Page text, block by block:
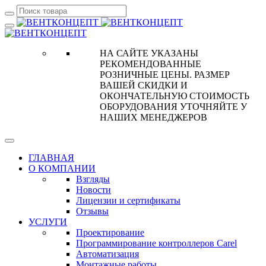
НА САЙТЕ УКАЗАНЫ
РЕКОМЕНДОВАННЫЕ
РОЗНИЧНЫЕ ЦЕНЫ. РАЗМЕР
ВАШЕЙ СКИДКИ И
ОКОНЧАТЕЛЬНУЮ СТОИМОСТЬ
ОБОРУДОВАНИЯ УТОЧНЯЙТЕ У
НАШИХ МЕНЕДЖЕРОВ
ГЛАВНАЯ
О КОМПАНИИ
Взгляды
Новости
Лицензии и сертификаты
Отзывы
УСЛУГИ
Проектирование
Программирование контроллеров Carel
Автоматизация